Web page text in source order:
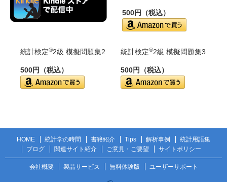
500円（税込）
統計検定®2級 模擬問題集2
500円（税込）
統計検定®2級 模擬問題集3
500円（税込）
HOME 統計学の時間 書籍紹介 Tips 解析事例
統計用語集
ブログ
関連サイト紹介 ご意見・ご要望 サイトポリシー
会社概要 製品サービス 無料体験版 ユーザーサポート